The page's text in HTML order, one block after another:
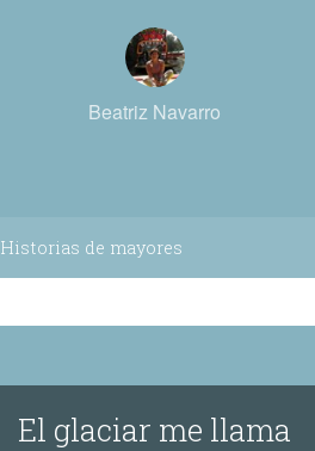
Beatriz Navarro
Historias de mayores
El glaciar me llama